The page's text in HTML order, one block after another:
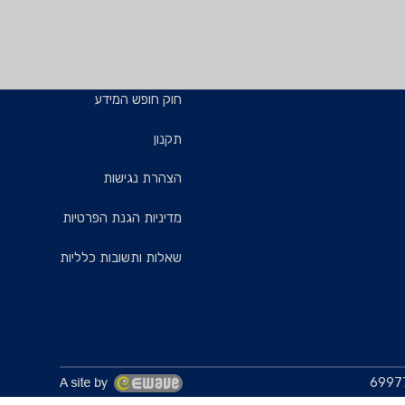
חוק חופש המידע
תקנון
הצהרת נגישות
מדיניות הגנת הפרטיות
שאלות ותשובות כלליות